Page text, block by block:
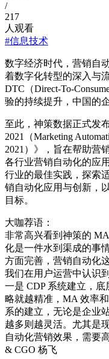
/
217
人观看
#信息技术
数字经济时代，营销自
着数字化转型的深入与
DTC（Direct-To-
验的持续提升，中国的
至此，神策数据正式发
2021（Marketing
2021）》，旨在帮助营
各行业营销自动化的应
行业的最佳实践，探索
销自动化应用与创新，
目标。
大咖荐语：
非常高兴看到神策的
化是一件水到渠成的事
方面完善，营销自动化
我们在用户运营中认识
一是 CDP 系统建立，
略就越精准，MA 效率
系的建立，无论是企业
越多则越灵活。尤其是
自动化营销效果，需要
& CGO 杨飞